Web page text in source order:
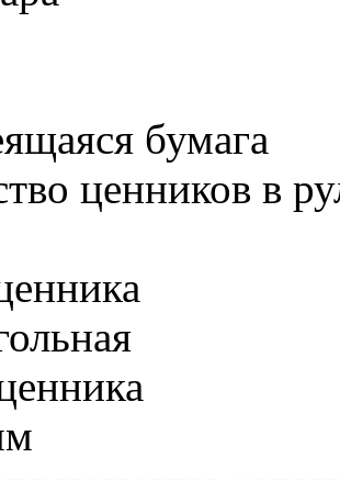
бумага
ценников в